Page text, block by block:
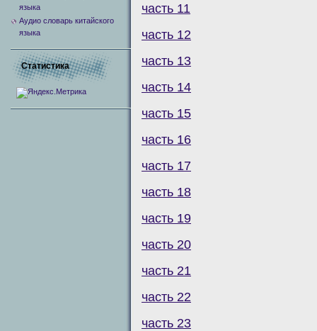
часть 11
часть 12
часть 13
часть 14
часть 15
часть 16
часть 17
часть 18
часть 19
часть 20
часть 21
часть 22
часть 23
языка
Аудио словарь китайского
языка
Статистика